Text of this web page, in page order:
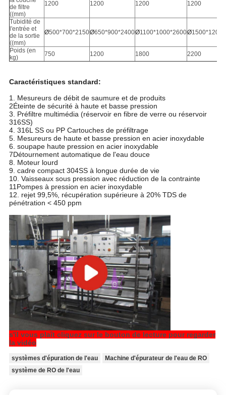
de filtre
((mm)
1200 1200 1200 1200
Tubidité de
l'entrée et
de la sortie
((mm)
Ø500*700*2150Ø650*900*2400Ø1100*1000*2600Ø
Poids (en
kg)
750 1200 1800 2200
Caractéristiques standard:
1. Mesureurs de débit de saumure et de produits
2Éteinte de sécurité à haute et basse pression
3. Préfiltre multimédia (réservoir en fibre de verre ou réservoir
316SS)
4. 316L SS ou PP Cartouches de préfiltrage
5. Mesureurs de haute et basse pression en acier inoxydable
6. soupape haute pression en acier inoxydable
7Détournement automatique de l'eau douce
8. Moteur lourd
9. cadre compact 304SS à longue durée de vie
10. Vaisseaux sous pression avec réduction de la contrainte
11Pompes à pression en acier inoxydable
12. rejet 99,5%, récupération supérieure à 20% TDS de
pénétration < 450 ppm
s'il vous plaît cliquez sur le bouton de lecture pour regarder
la vidéo
systèmes d'épuration de l'eau
Machine d'épurateur de l'eau de RO
système de RO de l'eau